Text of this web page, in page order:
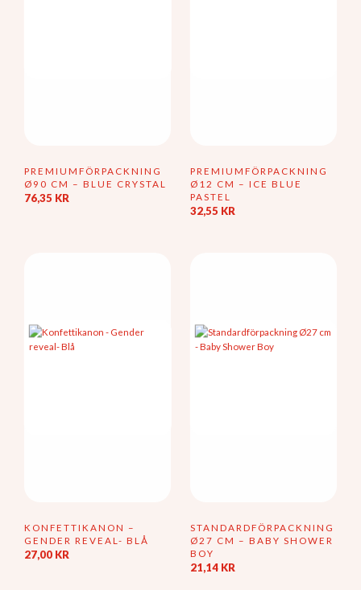
PREMIUMFÖRPACKNING
Ø90 CM – BLUE CRYSTAL
76,35 KR
PREMIUMFÖRPACKNING
Ø12 CM – ICE BLUE
PASTEL
32,55 KR
KONFETTIKANON –
GENDER REVEAL- BLÅ
27,00 KR
STANDARDFÖRPACKNING
Ø27 CM – BABY SHOWER
BOY
21,14 KR